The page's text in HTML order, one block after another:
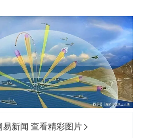
易新闻 查看精彩图片